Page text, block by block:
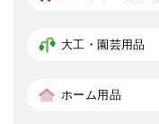
大工・園芸用品
ホーム用品